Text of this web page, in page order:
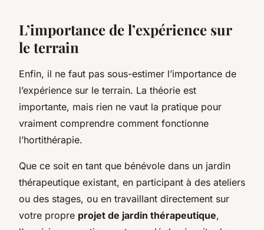
L’importance de l’expérience sur
le terrain
Enfin, il ne faut pas sous-estimer l’importance de
l’expérience sur le terrain. La théorie est
importante, mais rien ne vaut la pratique pour
vraiment comprendre comment fonctionne
l’hortithérapie.
Que ce soit en tant que bénévole dans un jardin
thérapeutique existant, en participant à des ateliers
ou des stages, ou en travaillant directement sur
votre propre projet de jardin thérapeutique,